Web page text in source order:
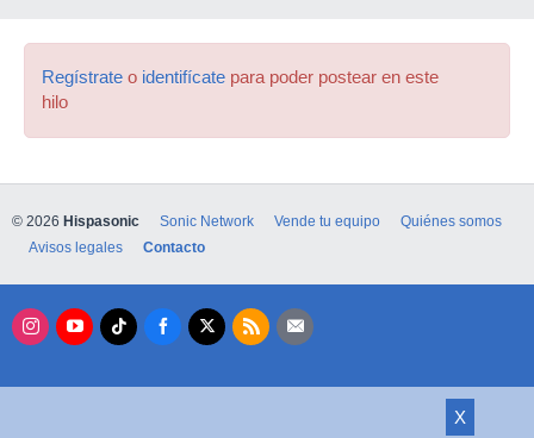
Regístrate o identifícate para poder postear en este
hilo
X
© 2026 Hispasonic Sonic Network Vende tu equipo
Quiénes somos
Avisos legales
Contacto